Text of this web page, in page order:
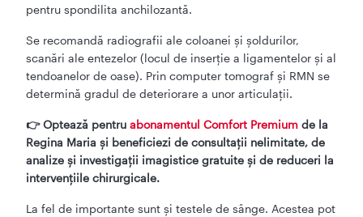
pentru spondilita anchilozantă.
Se recomandă radiografii ale coloanei și șoldurilor,
scanări ale entezelor (locul de inserție a ligamentelor și al
tendoanelor de oase). Prin computer tomograf și RMN se
determină gradul de deteriorare a unor articulații.
👉 Optează pentru abonamentul Comfort Premium de la
Regina Maria și beneficiezi de consultații nelimitate, de
analize și investigații imagistice gratuite și de reduceri la
intervențiile chirurgicale.
La fel de importante sunt și testele de sânge. Acestea pot